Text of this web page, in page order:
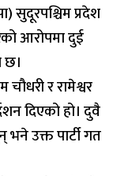
सुदूरपश्चिम प्रदेश
आरोपमा दुई
छ।
र रामेश्वर
दिएको हो। दुवै
भने उक्त पार्टी गत